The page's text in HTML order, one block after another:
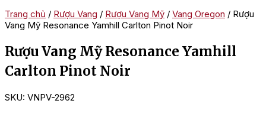
Trang chủ / Rượu Vang / Rượu Vang Mỹ / Vang Oregon / Rượu
Vang Mỹ Resonance Yamhill Carlton Pinot Noir
Rượu Vang Mỹ Resonance Yamhill
Carlton Pinot Noir
SKU: VNPV-2962